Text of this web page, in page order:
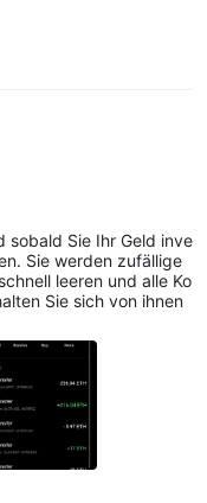
sobald Sie Ihr Geld inve
Sie werden zufällige
leeren und alle Ko
Sie sich von ihnen